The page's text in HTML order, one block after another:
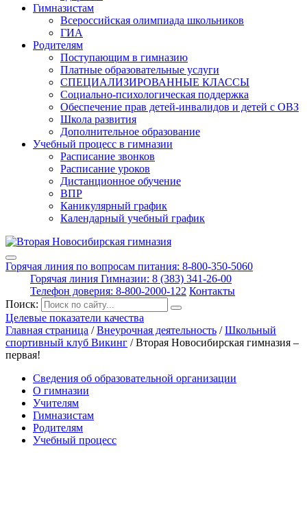
Гимназистам
Всероссийская олимпиада школьников
ГИА
Родителям
Поступающим в гимназию
Платные образовательные услуги
СПЕЦИАЛИЗИРОВАННЫЕ КЛАССЫ
Социально-психологическая поддержка
Обеспечение прав детей-инвалидов и детей с ОВЗ
Школа развития
Дополнительное образование
Учебный процесс в гимназии
Расписание звонков
Расписание уроков
Дистанционное обучение
ВПР
Каникулярный график
Календарный учебный график
Горячая линия по вопросам питания: 8-800-350-5060
Горячая линия Гимназии: 8 (383) 341-26-00
Телефон доверия: 8-800-2000-122 Контакты
Поиск:
Целевые показатели качества
Главная страница /Внеурочная деятельность /Школьный
спортивный клуб Викинг /Вторая Новосибирская гимназия –
первая!
Сведения об образовательной организации
О гимназии
Учителям
Гимназистам
Родителям
Учебный процесс